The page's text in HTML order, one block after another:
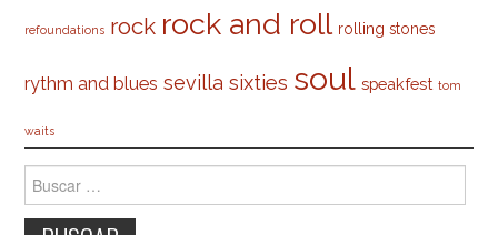
refoundations rock rock and roll rolling stones
rythm and blues sevilla sixties soul speakfest tom
waits
Buscar: